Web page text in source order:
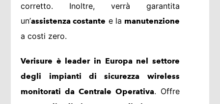
corretto. Inoltre, verrà garantita
un’assistenza costante e la manutenzione
a costi zero.
Verisure è leader in Europa nel settore
degli impianti di sicurezza wireless
monitorati da Centrale Operativa. Offre